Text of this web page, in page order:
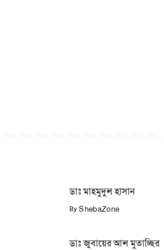
ডাঃ মাহমুদুল হাসান
ByShebaZone
ডাঃ জুবায়ের আল মুতাচ্ছির